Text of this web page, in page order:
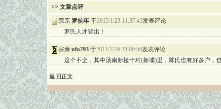
>> 文章点评
宗亲 罗杭年 于2015/1/23 11:37:43发表评论
罗氏人才辈出！
宗亲 ufo793 于2011/7/29 23:09:56发表评论
这个不全，其中汤南新楼十村(新埔)里，陈氏也有好多户，
返回正文